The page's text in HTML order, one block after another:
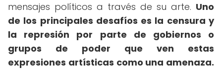
mensajes políticos a través de su arte. Uno
de los principales desafíos es la censura y
la represión por parte de gobiernos o
grupos de poder que ven estas
expresiones artísticas como una amenaza.